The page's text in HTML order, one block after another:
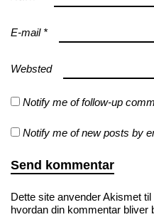
E-mail *
Websted
Notify me of follow-up
Notify me of new posts by
Dette site anvender Akismet
hvordan din kommentar bliver